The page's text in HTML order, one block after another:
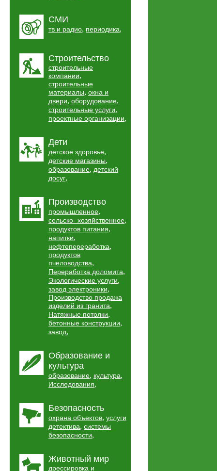
СМИ
тв и радио, периодика,
Строительство
строительные
компании,
строительные
материалы, окна и
двери, оборудование,
строительные услуги,
проектные организации,
Дети
детское здоровье,
детские магазины,
образование, детский
досуг,
Производство
промышленное,
сельско- хозяйственное,
продуктов питания,
напитки,
нефтепереработка,
продуктов
пчеловодства,
Переработка доломита,
Экологические услуги,
завод электроники,
Производство продажа
изделий из гранита,
Натяжные потолки,
бетонные конструкции,
завод,
Образование и
культура
образование, культура,
Исследования,
Безопасность
охрана объектов, услуги
детектива, системы
безопасности,
Животный мир
дрессировка и